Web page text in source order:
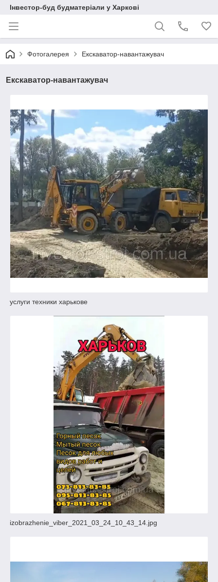
Інвестор-буд будматеріали у Харкові
Фотогалерея Екскаватор-навантажувач
Екскаватор-навантажувач
услуги техники харькове
izobrazhenie_viber_2021_03_24_10_43_14.jpg